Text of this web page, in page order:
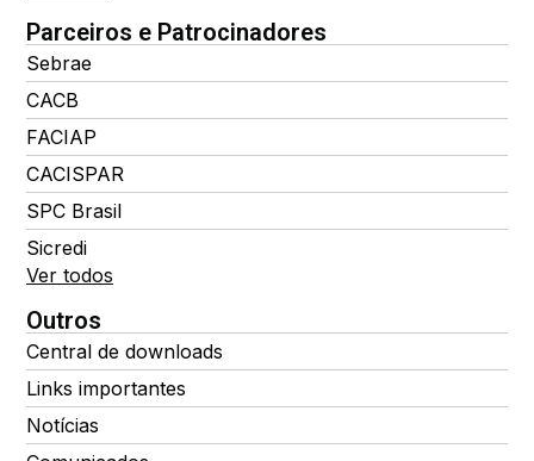
Parceiros e Patrocinadores
Sebrae
CACB
FACIAP
CACISPAR
SPC Brasil
Sicredi
Ver todos
Outros
Central de downloads
Links importantes
Notícias